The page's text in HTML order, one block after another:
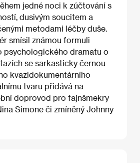
jedné noci k zúčtování s
dusivým soucitem a
metodami léčby duše.
smísil známou formuli
psychologického dramatu o
se sarkasticky černou
kvazidokumentárního
tvaru přidává na
doprovod pro fajnšmekry
Simone či zmíněný Johnny